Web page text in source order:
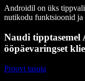
Androidil on üks
nutikodu funktsioonid ja
Naudi
ööpäevaringset
Proovi tasuta